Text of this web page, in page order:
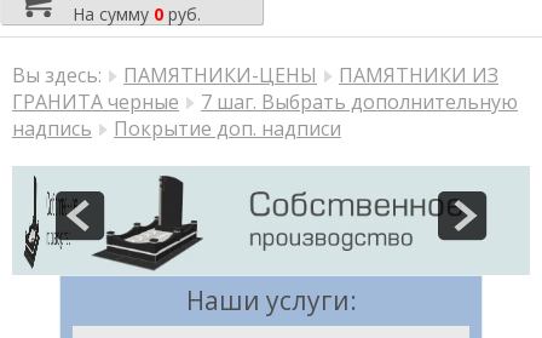
На сумму 0 руб.
Вы здесь: ПАМЯТНИКИ-ЦЕНЫ
ПАМЯТНИКИ ИЗ
ГРАНИТА черные
7 шаг. Выбрать дополнительную
надпись
Покрытие доп. надписи
Наши услуги: